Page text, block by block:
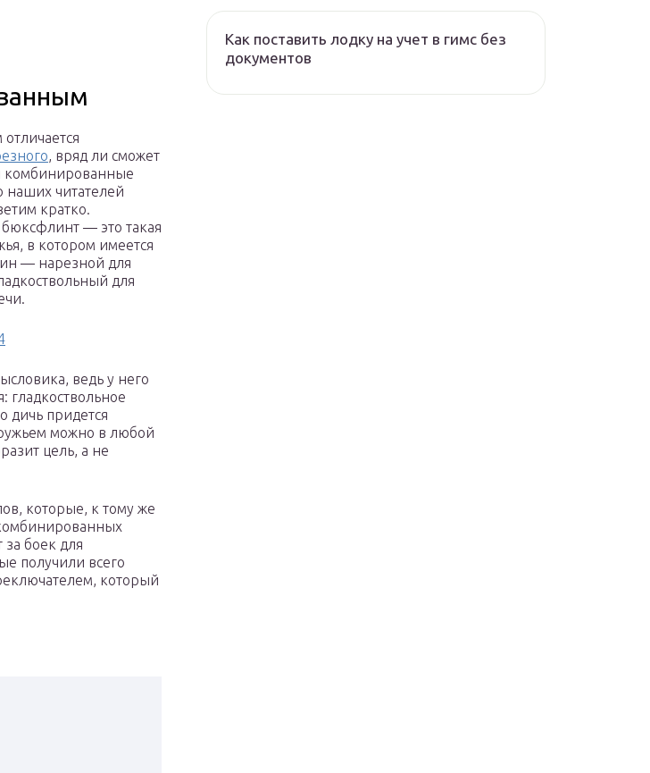
, вряд ли сможет
комбинированные
наших читателей
кратко.
— это такая
в котором имеется
— нарезной для
для
ведь у него
гладкоствольное
дичь придется
ружьем можно в любой
цель, а не
которые, к тому же
боек для
получили всего
который
Как поставить лодку на учет в гимс без
документов